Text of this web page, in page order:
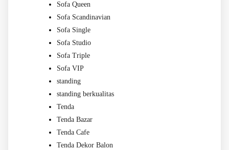
Sofa Queen
Sofa Scandinavian
Sofa Single
Sofa Studio
Sofa Triple
Sofa VIP
standing
standing berkualitas
Tenda
Tenda Bazar
Tenda Cafe
Tenda Dekor Balon